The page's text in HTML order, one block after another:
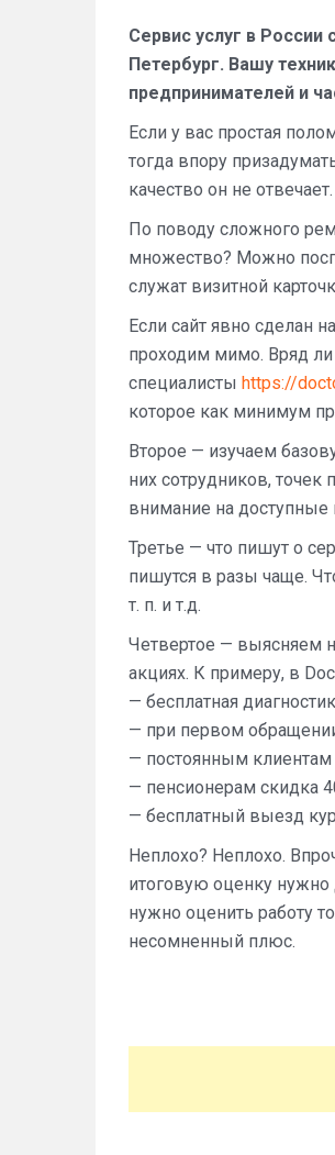
Сервис услуг в России
Петербург. Вашу
предпринимателей и
Если у вас простая
тогда впору
качество он не
По поводу сложного
множество? Можно
служат визитной
Если сайт явно сделан
проходим мимо. Вряд
специалисты https://
которое как минимум
Второе — изучаем
них сотрудников,
внимание на доступные
Третье — что пишут о
пишутся в разы чаще.
т. п. и т.д.
Четвертое — выясняем
акциях. К примеру, в
— бесплатная
— при первом
— постоянным клиентам
— пенсионерам скидка
— бесплатный выезд
Неплохо? Неплохо.
итоговую оценку нужно
нужно оценить работу
несомненный плюс.